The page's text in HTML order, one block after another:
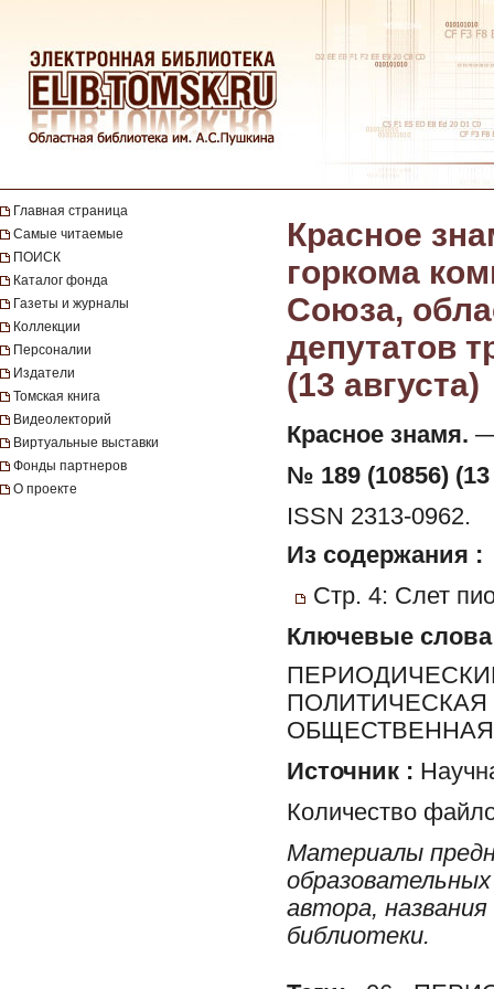
Главная страница
Самые читаемые
ПОИСК
Каталог фонда
Газеты и журналы
Коллекции
Персоналии
Издатели
Томская книга
Видеолекторий
Виртуальные выставки
Фонды партнеров
О проекте
Красное
горкома
Союза,
депутатов
(13 августа)
Красное знамя. —
№ 189 (10856) (13
ISSN 2313-0962.
Из содержания :
Стр. 4: Слет
Ключевые слова
Источник :
Количество
Материалы
автора,
библиотеки.